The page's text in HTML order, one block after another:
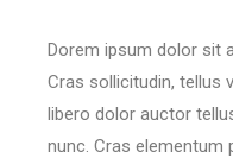
Dorem ipsum dolor sit
Cras sollicitudin, tellus
libero dolor auctor
nunc. Cras elementum